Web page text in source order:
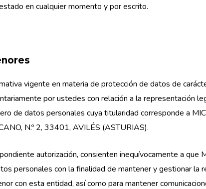
en cualquier momento y por escrito.
vigente en materia de protección de datos de
por ustedes con relación a la representación
de datos personales cuya titularidad corresponde a
N.º 2, 33401, AVILÉS (ASTURIAS).
autorización, consienten inequívocamente a que
personales con la finalidad de mantener y gestionar la
con esta entidad, así como para mantener